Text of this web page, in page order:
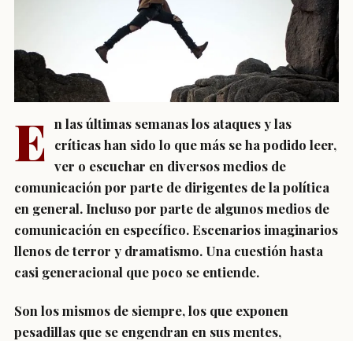
E n las últimas semanas los ataques y las
críticas han sido lo que más se ha podido leer,
ver o escuchar en diversos medios de
comunicación por parte de dirigentes de la política
en general. Incluso por parte de algunos medios de
comunicación en específico. Escenarios imaginarios
llenos de terror y dramatismo. Una cuestión hasta
casi generacional que poco se entiende.
Son los mismos de siempre, los que exponen
pesadillas que se engendran en sus mentes,